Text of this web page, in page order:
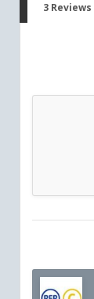
3 Reviews